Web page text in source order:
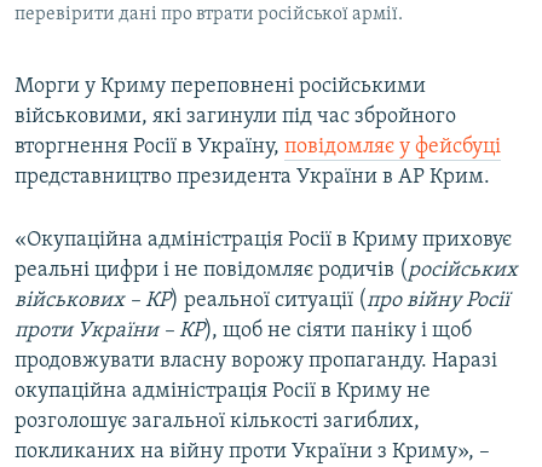
перевірити дані про втрати російської армії.
Морги у Криму переповнені російськими
військовими, які загинули під час збройного
вторгнення Росії в Україну, повідомляє у фейсбуці
представництво президента України в АР Крим.
«Окупаційна адміністрація Росії в Криму приховує
реальні цифри і не повідомляє родичів (російських
військових – КР) реальної ситуації (про війну Росії
проти України – КР), щоб не сіяти паніку і щоб
продовжувати власну ворожу пропаганду. Наразі
окупаційна адміністрація Росії в Криму не
розголошує загальної кількості загиблих,
покликаних на війну проти України з Криму», –